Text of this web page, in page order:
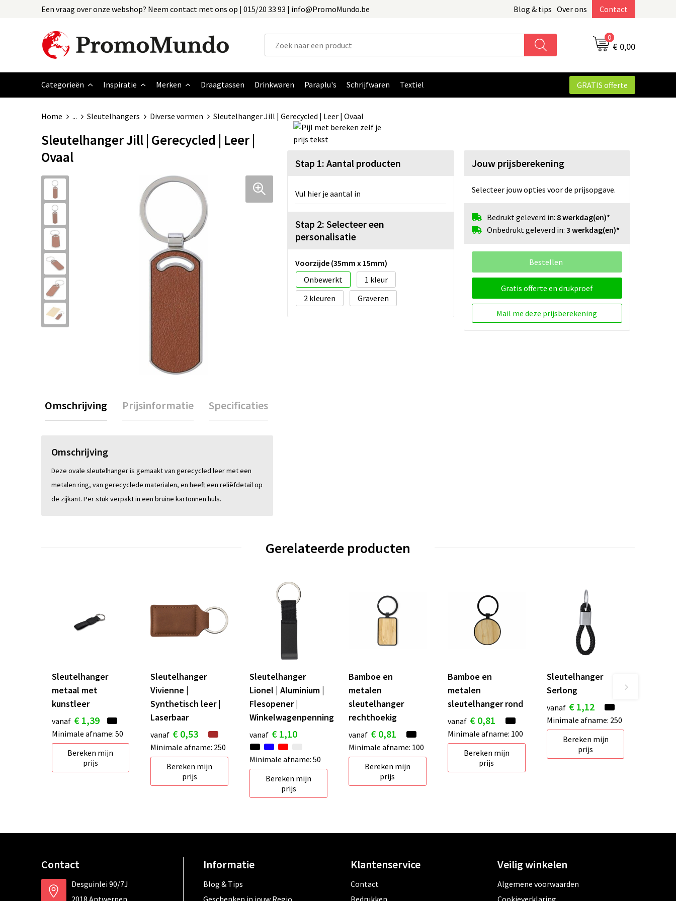
Een vraag over onze webshop? Neem contact met ons op | 015/20 33 93 | info@PromoMundo.be Blog & tips Over ons Contact
0
€ 0,00
Categorieën Inspiratie Merken Draagtassen Drinkwaren Paraplu's Schrijfwaren Textiel GRATIS offerte
Home ... Sleutelhangers Diverse vormen Sleutelhanger Jill | Gerecycled | Leer | Ovaal
Sleutelhanger Jill | Gerecycled | Leer |
Ovaal
Omschrijving Prijsinformatie Specificaties
Omschrijving
Deze ovale sleutelhanger is gemaakt van gerecycled leer met een
metalen ring, van gerecyclede materialen, en heeft een reliëfdetail op
de zijkant. Per stuk verpakt in een bruine kartonnen huls.
Stap 1: Aantal producten
Vul hier je aantal in
Stap 2: Selecteer een
personalisatie
Voorzijde (35mm x 15mm)
Onbewerkt
1
2
Graveren
Jouw prijsberekening
Selecteer jouw opties voor de prijsopgave.
Bedrukt geleverd in: 8 werkdag(en)*
Onbedrukt geleverd in: 3 werkdag(en)*
Bestellen
Gratis offerte en drukproef
Mail me deze prijsberekening
Gerelateerde producten
Sleutelhanger
metaal met
kunstleer
vanaf € 1,39
Minimale afname: 50
Bereken mijn
prijs
Sleutelhanger
Vivienne |
Synthetisch leer |
Laserbaar
vanaf € 0,53
Minimale afname: 250
Bereken mijn
prijs
Sleutelhanger
Lionel | Aluminium |
Flesopener |
Winkelwagenpenning
vanaf € 1,10
Minimale afname: 50
Bereken mijn
prijs
Bamboe en
metalen
sleutelhanger
rechthoekig
vanaf € 0,81
Minimale afname: 100
Bereken mijn
prijs
Bamboe en
metalen
sleutelhanger rond
vanaf € 0,81
Minimale afname: 100
Bereken mijn
prijs
Sleutelhanger
Serlong
vanaf € 1,12
Minimale afname: 250
Bereken mijn
prijs
Contact
Desguinlei 90/7J
2018 Antwerpen
Informatie
Blog & Tips
Geschenken in jouw Regio
Klantenservice
Contact
Bedrukken
Veilig winkelen
Algemene voorwaarden
Cookieverklaring